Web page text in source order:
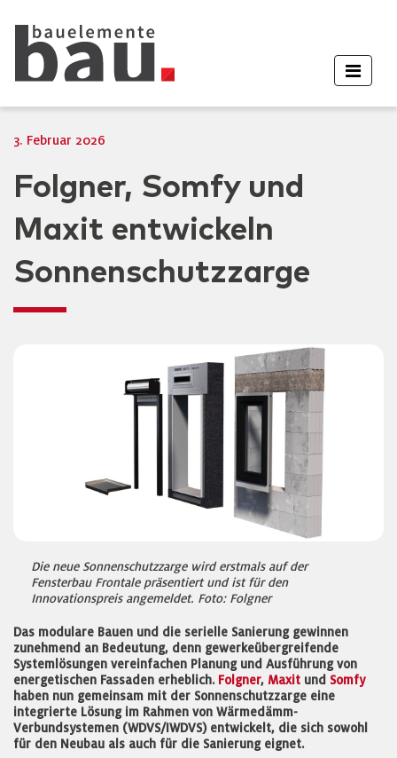
3. Februar 2026
Folgner, Somfy und
Maxit entwickeln
Sonnenschutzzarge
Die neue Sonnenschutzzarge wird erstmals auf der
Fensterbau Frontale präsentiert und ist für den
Innovationspreis angemeldet. Foto: Folgner
Das modulare Bauen und die serielle Sanierung gewinnen
zunehmend an Bedeutung, denn gewerkeübergreifende
Systemlösungen vereinfachen Planung und Ausführung von
energetischen Fassaden erheblich. Folgner, Maxit und Somfy
haben nun gemeinsam mit der Sonnenschutzzarge eine
integrierte Lösung im Rahmen von Wärmedämm-
Verbundsystemen (WDVS/IWDVS) entwickelt, die sich sowohl
für den Neubau als auch für die Sanierung eignet.